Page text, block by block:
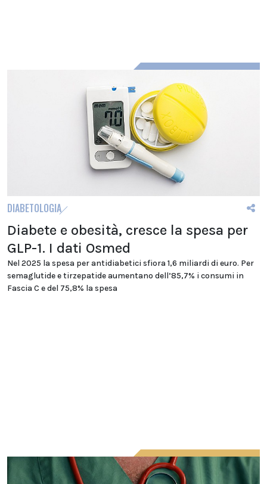
DIABETOLOGIA
Diabete e obesità, cresce la spesa per
GLP-1. I dati Osmed
Nel 2025 la spesa per antidiabetici sfiora 1,6 miliardi di euro. Per
semaglutide e tirzepatide aumentano dell’85,7% i consumi in
Fascia C e del 75,8% la spesa